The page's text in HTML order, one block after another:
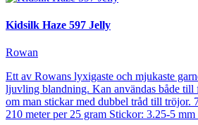
Kidsilk Haze 597 Jelly
Rowan
Ett av Rowans lyxigaste och mjukaste
ljuvling blandning. Kan användas både till
om man stickar med dubbel tråd till tröjor.
210 meter per 25 gram Stickor: 3.25-5